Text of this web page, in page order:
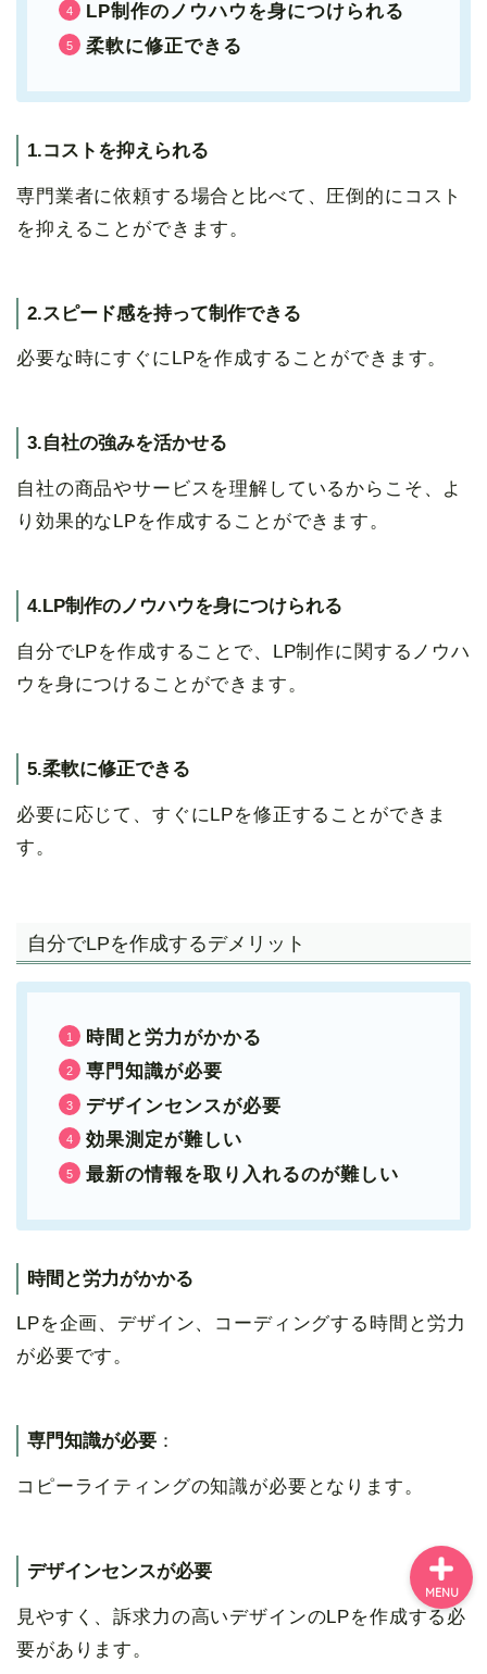
LP制作のノウハウを身につけられる
柔軟に修正できる
1.コストを抑えられる
専門業者に依頼する場合と比べて、圧倒的にコスト
を抑えることができます。
2.スピード感を持って制作できる
必要な時にすぐにLPを作成することができます。
3.自社の強みを活かせる
自社の商品やサービスを理解しているからこそ、よ
り効果的なLPを作成することができます。
4.LP制作のノウハウを身につけられる
自分でLPを作成することで、LP制作に関するノウハ
ウを身につけることができます。
5.柔軟に修正できる
必要に応じて、すぐにLPを修正することができま
す。
自分でLPを作成するデメリット
時間と労力がかかる
専門知識が必要
デザインセンスが必要
効果測定が難しい
最新の情報を取り入れるのが難しい
時間と労力がかかる
LPを企画、デザイン、コーディングする時間と労力
が必要です。
専門知識が必要 ：
コピーライティングの知識が必要となります。
デザインセンスが必要
見やすく、訴求力の高いデザインのLPを作成する必
要があります。
MENU
管理者プロフィール